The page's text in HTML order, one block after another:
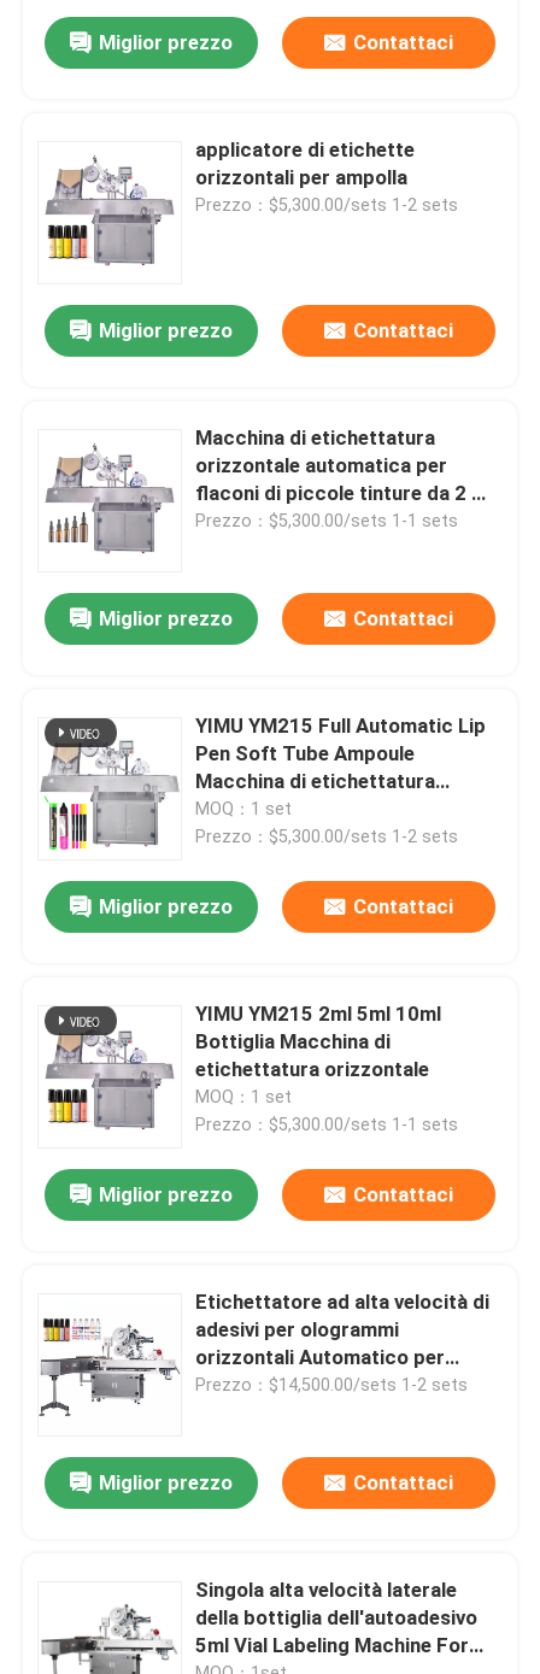
Prodotti
Video
Circa noi
Controllo di qualità
Notizie
Richieda una citazione
etichettatrice automatica
Miglior prezzo Contattaci
applicatore di etichette
orizzontali per ampolla
Prezzo：$5,300.00/sets 1-2 sets
Miglior prezzo Contattaci
Macchina di etichettatura
orizzontale automatica per
flaconi di piccole tinture da 2 ml,
3 ml, 5 ml e 10 ml
Prezzo：$5,300.00/sets 1-1 sets
Miglior prezzo Contattaci
YIMU YM215 Full Automatic Lip
Pen Soft Tube Ampoule
Macchina di etichettatura
orizzontale ad alta velocità
MOQ：1 set
Prezzo：$5,300.00/sets 1-2 sets
Miglior prezzo Contattaci
YIMU YM215 2ml 5ml 10ml
Bottiglia Macchina di
etichettatura orizzontale
MOQ：1 set
Prezzo：$5,300.00/sets 1-1 sets
Miglior prezzo Contattaci
Etichettatore ad alta velocità di
adesivi per ologrammi
orizzontali Automatico per
l'etichettatura di flaconi di tubi
Prezzo：$14,500.00/sets 1-2 sets
Miglior prezzo Contattaci
Singola alta velocità laterale
della bottiglia dell'autoadesivo
5ml Vial Labeling Machine For